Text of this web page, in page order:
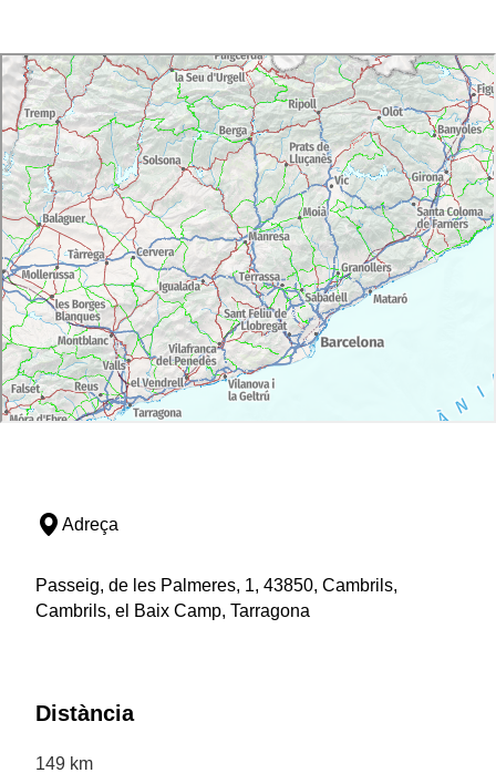
Adreça
Passeig, de les Palmeres, 1, 43850, Cambrils,
Cambrils, el Baix Camp, Tarragona
Distància
149 km